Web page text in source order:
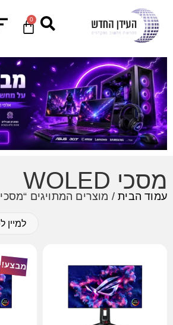
0
מסכי WOLED
עמוד הבית/ מוצרים המתויגים “מסכי WOLED”
מבצע!